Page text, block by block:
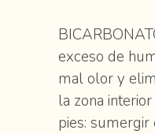
exceso de
mal olor y
la zona
pies: sumergir